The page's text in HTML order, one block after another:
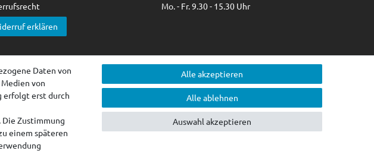
erklären
Mo. - Fr. 9.30 - 15.30 Uhr
Daten von
von
erfolgt erst durch
Zustimmung
einem späteren
Alle akzeptieren
Alle ablehnen
Auswahl akzeptieren